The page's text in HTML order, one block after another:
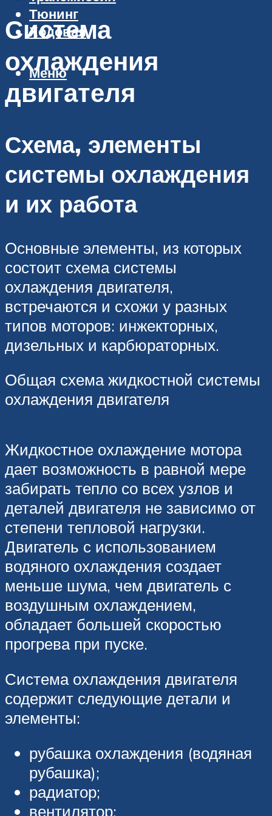
Тюнинг
Ходовая
Меню
Система
охлаждения
двигателя
Схема, элементы
системы охлаждения
и их работа
Основные элементы, из которых
состоит схема системы
охлаждения двигателя,
встречаются и схожи у разных
типов моторов: инжекторных,
дизельных и карбюраторных.
Общая схема жидкостной системы
охлаждения двигателя
Жидкостное охлаждение мотора
дает возможность в равной мере
забирать тепло со всех узлов и
деталей двигателя не зависимо от
степени тепловой нагрузки.
Двигатель с использованием
водяного охлаждения создает
меньше шума, чем двигатель с
воздушным охлаждением,
обладает большей скоростью
прогрева при пуске.
Система охлаждения двигателя
содержит следующие детали и
элементы:
рубашка охлаждения (водяная
рубашка);
радиатор;
вентилятор;